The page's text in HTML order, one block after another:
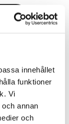
innehållet
funktioner
Vi
annan
och